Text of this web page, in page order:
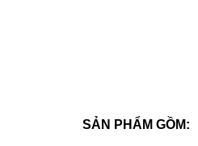
SẢN PHẨM GỒM: